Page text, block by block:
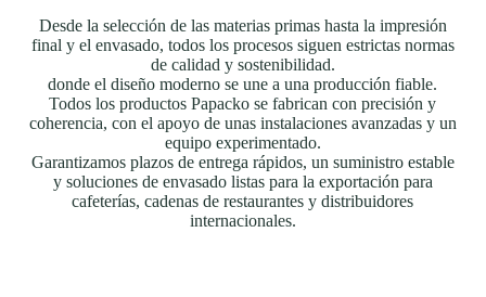
Desde la selección de las materias primas hasta la impresión
final y el envasado, todos los procesos siguen estrictas normas
de calidad y sostenibilidad.
donde el diseño moderno se une a una producción fiable.
Todos los productos Papacko se fabrican con precisión y
coherencia, con el apoyo de unas instalaciones avanzadas y un
equipo experimentado.
Garantizamos plazos de entrega rápidos, un suministro estable
y soluciones de envasado listas para la exportación para
cafeterías, cadenas de restaurantes y distribuidores
internacionales.